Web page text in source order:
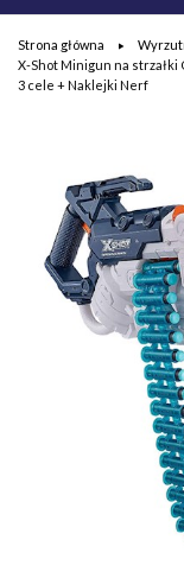
Strona główna
X-Shot Minigun na strzałki
3 cele + Naklejki Nerf